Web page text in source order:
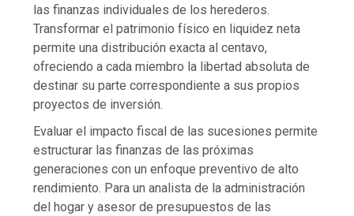
las finanzas individuales de los herederos.
Transformar el patrimonio físico en liquidez neta
permite una distribución exacta al centavo,
ofreciendo a cada miembro la libertad absoluta de
destinar su parte correspondiente a sus propios
proyectos de inversión.
Evaluar el impacto fiscal de las sucesiones permite
estructurar las finanzas de las próximas
generaciones con un enfoque preventivo de alto
rendimiento. Para un analista de la administración
del hogar y asesor de presupuestos de las